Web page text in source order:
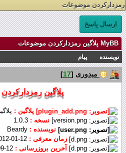
رمزدارکردن موضوعات
ارسال پاسخ
MyBB پلاگین رمزدارکردن موضوعات
نویسنده پیام
میدوری [
17
]
پلاگین
پلاگین :
نسخه :
نویسنده :
زمان معرفی :
آخرین بروزرسانی :